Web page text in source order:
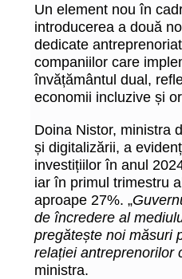
Un element nou în
introducerea a două
dedicate
companiilor care
învățământul dual,
economii incluzive și
Doina Nistor, ministra
și digitalizării, a
investițiilor în anul
iar în primul trimestru
aproape 27%. „
de încredere al
pregătește noi măsuri
relației antreprenorilor
ministra.